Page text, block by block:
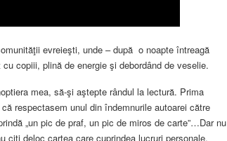
evreieşti, unde – după o noapte întreagă
copiii, plină de energie şi debordând de veselie.
mea, să-şi aştepte rândul la lectură. Prima
respectasem unul din îndemnurile autoarei către
„un pic de praf, un pic de miros de carte”…Dar nu
citi deloc cartea care cuprindea lucruri personale,